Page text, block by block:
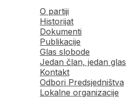
O partiji
Historijat
Dokumenti
Publikacije
Glas slobode
Jedan član, jedan glas
Kontakt
Odbori Predsjedništva
Lokalne organizacije